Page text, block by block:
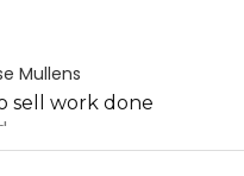
Mullens
sell work done